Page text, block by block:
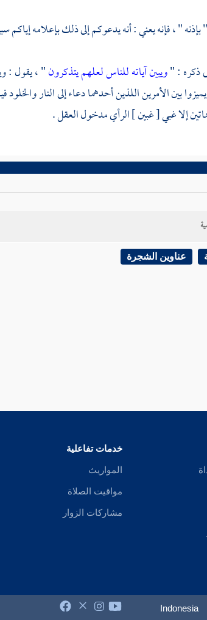
" ، فإنه يعني : أنه يدعوكم إلى ذلك بإعلامه إياكم
ذكره : "ويبين آياته للناس لعلهم يتذكرون" ، يقول :
بين الأمرين اللذين أحدهما دعاء إلى النار
هاتين إلا غبي [ غبين ] الرأي مدخول العقل .
عناوين الشجرة
خدمات تفاعلية
المواريث
مواقيت الصلاة
مشاركات الزوار
Indonesia